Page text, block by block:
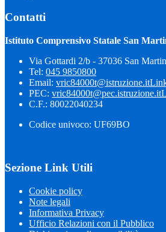
Contatti
Istituto Comprensivo Statale San
Via Gottardi 2/b - 37036 San
Tel: 045 9850800
Email: vric84000t@istruzione.it
PEC: vric84000t@pec.istruzione.it
C.F.: 80022040234
Codice univoco: UF69BO
Sezione Link Utili
Cookie policy
Note legali
Informativa Privacy
Ufficio Relazioni con il Pubblico